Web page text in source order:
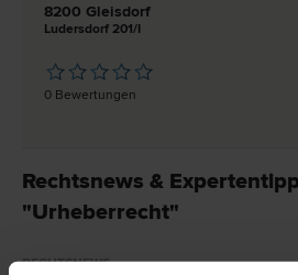
8200 Gleisdorf
Ludersdorf 201/I
0 Bewertungen
Rechtsnews &
"Urheberrecht"
RECHTSNEWS